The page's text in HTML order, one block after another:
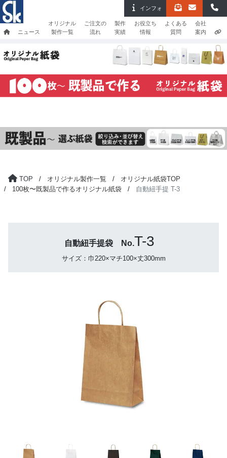
ニュース
オリジナル
製作一覧
ご注文の
流れ
製作
実績
お役立ち
情報
よくある
質問
会社
案内
インフォ
TOP オリジナル製作一覧
オリジナル紙袋TOP
100枚〜既製品で作るオリジナル紙袋
自動紐手提 T-3
自動紐手提袋 No.T-3
サイズ：巾220×マチ100×丈300mm